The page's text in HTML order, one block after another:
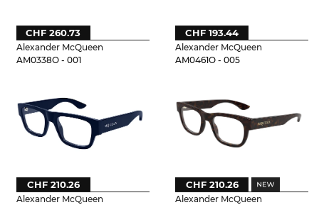
Alexander McQueen
AM0338O - 001
CHF 260.73
Alexander McQueen
AM0461O - 005
CHF 193.44
Alexander McQueen
CHF 210.26
Alexander McQueen
CHF 210.26